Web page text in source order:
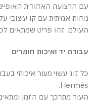
עם הרצועה האחורית
נוחות אמיתית עם קו
העולם. זהו פריט שמתאים
עבודת יד ואיכות חומרים
כל זוג עשוי מעור איכותי
Hermès.
העור מתרכך עם הזמן